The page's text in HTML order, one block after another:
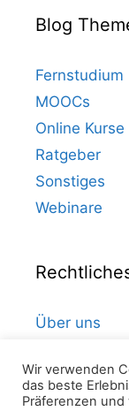
Blog
Fernstudium
MOOCs
Online Kurse
Ratgeber
Sonstiges
Webinare
Über uns
Datenschutz
Impressum
Wir verwenden
das beste
Präferenzen